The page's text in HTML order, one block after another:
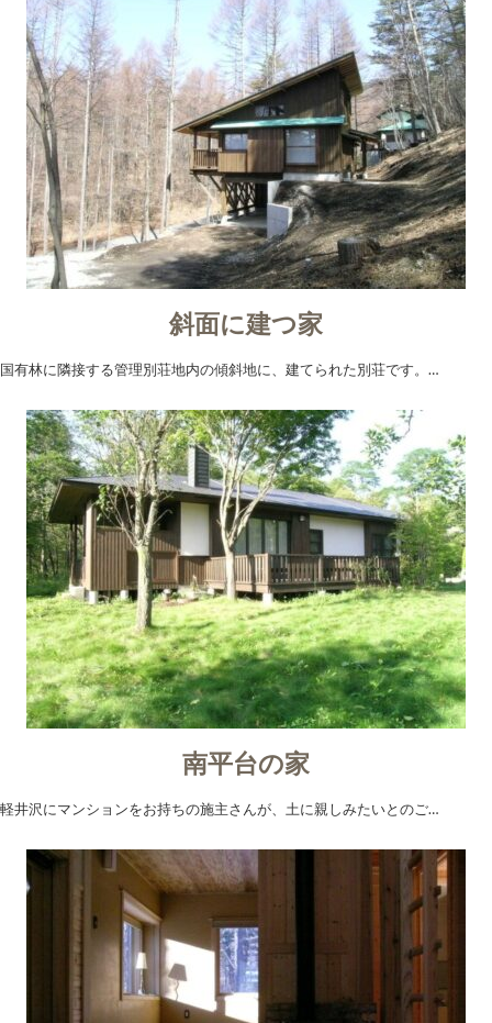
斜面に建つ家
国有林に隣接する管理別荘地内の傾斜地に、建てられた別荘です。…
南平台の家
軽井沢にマンションをお持ちの施主さんが、土に親しみたいとのご…